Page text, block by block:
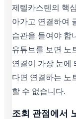
제텔카스텐의 핵
아가고 연결하여
습관을 들여야 합
유튜브를 보면 노
연결이 가장 눈에
다면 연결하는 노
할 수 없습니다.
조회 관점에서